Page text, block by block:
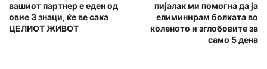
вашиот партнер е еден од
овие 3 знаци, ќе ве сака
ЦЕЛИОТ ЖИВОТ
пијалак ми помогна да ја
елиминирам болката во
коленото и зглобовите за
само 5 дена